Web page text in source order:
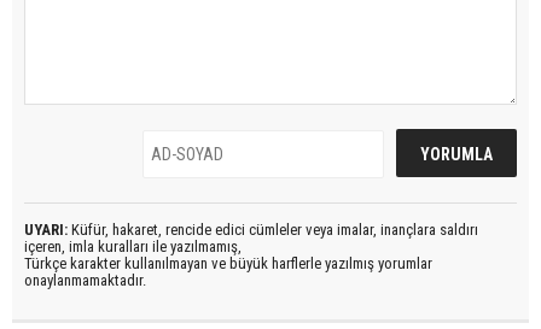
UYARI: Küfür, hakaret, rencide edici cümleler veya imalar, inançlara saldırı
içeren, imla kuralları ile yazılmamış,
Türkçe karakter kullanılmayan ve büyük harflerle yazılmış yorumlar
onaylanmamaktadır.